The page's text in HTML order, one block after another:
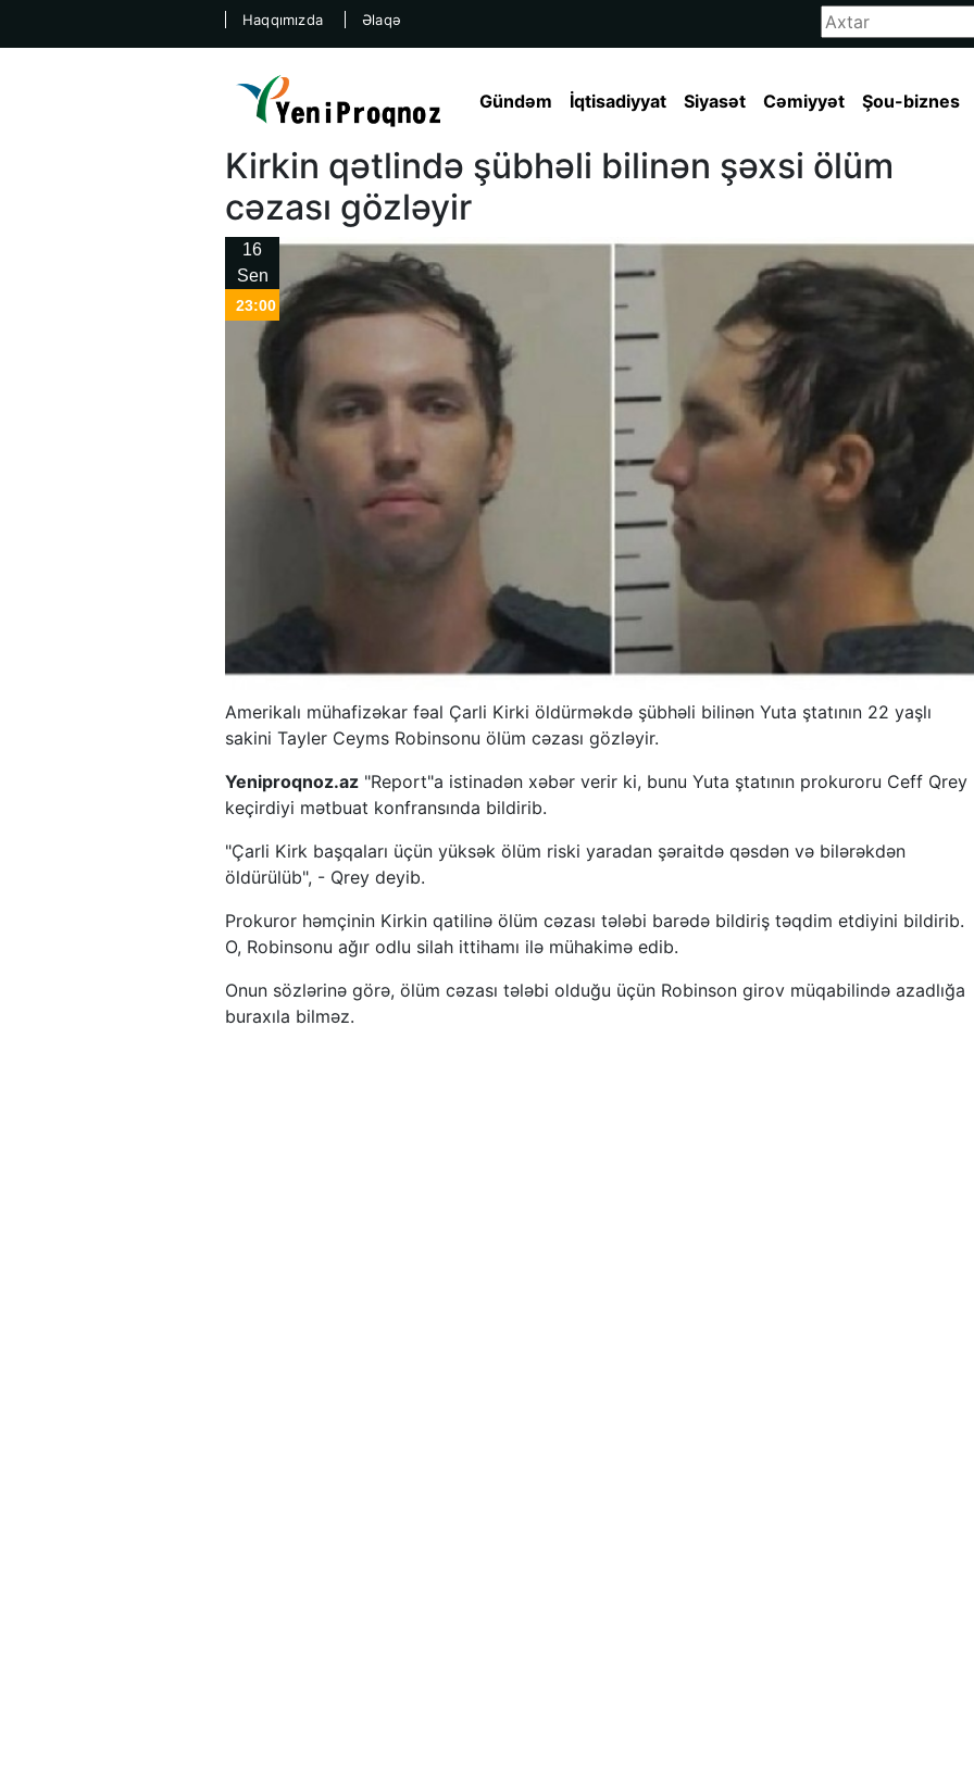
Haqqımızda Əlaqə
Gündəm İqtisadiyyat Siyasət Cəmiyyət Şou-biznes
Kirkin qətlində şübhəli bilinən şəxsi ölüm
cəzası gözləyir
16
Sen
23:00
Amerikalı mühafizəkar fəal Çarli Kirki öldürməkdə şübhəli bilinən Yuta ştatının 22 yaşlı
sakini Tayler Ceyms Robinsonu ölüm cəzası gözləyir.
Yeniproqnoz.az "Report"a istinadən xəbər verir ki, bunu Yuta ştatının prokuroru Ceff Qrey
keçirdiyi mətbuat konfransında bildirib.
"Çarli Kirk başqaları üçün yüksək ölüm riski yaradan şəraitdə qəsdən və bilərəkdən
öldürülüb", - Qrey deyib.
Prokuror həmçinin Kirkin qatilinə ölüm cəzası tələbi barədə bildiriş təqdim etdiyini bildirib.
O, Robinsonu ağır odlu silah ittihamı ilə mühakimə edib.
Onun sözlərinə görə, ölüm cəzası tələbi olduğu üçün Robinson girov müqabilində azadlığa
buraxıla bilməz.